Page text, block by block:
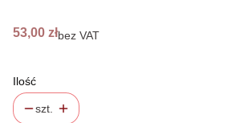
Cena
53,00 złbez VAT
Ilość
szt.